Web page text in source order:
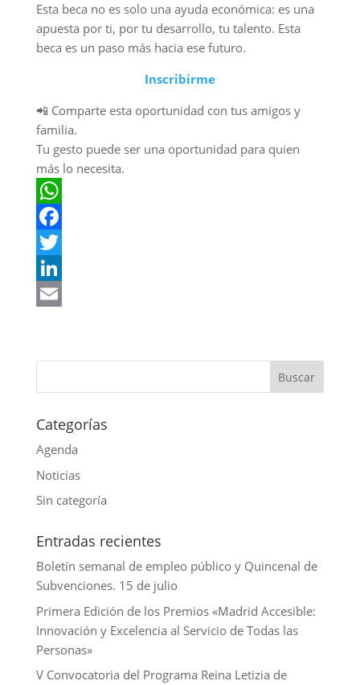
Esta beca no es solo una ayuda económica: es una
apuesta por ti, por tu desarrollo, tu talento. Esta
beca es un paso más hacia ese futuro.
Inscribirme
📲 Comparte esta oportunidad con tus amigos y
familia.
Tu gesto puede ser una oportunidad para quien
más lo necesita.
W
h
a
p
F
a
c
o
k
T
w
e
r
L
e
d
I
n
i
lCategorías
Agenda
Noticias
Sin categoría
Entradas recientes
Boletín semanal de empleo público y Quincenal de
Subvenciones. 15 de julio
Primera Edición de los Premios «Madrid Accesible:
Innovación y Excelencia al Servicio de Todas las
Personas»
V Convocatoria del Programa Reina Letizia de